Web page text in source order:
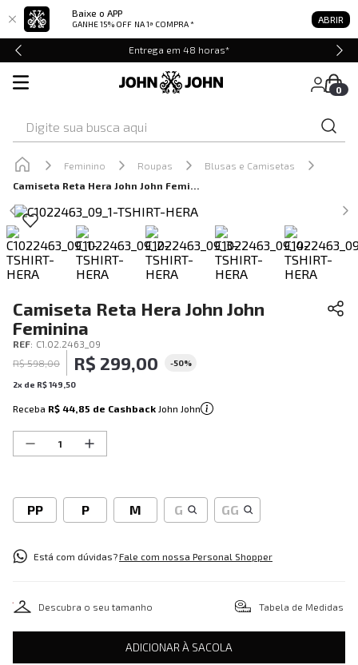
Baixe o APP
GANHE 15% OFF NA 1ª COMPRA * ABRIR
Entrega em 48 horas*
0
Feminino Roupas
Blusas e Camisetas
Camiseta Reta Hera John John Feminina
Camiseta Reta Hera John John
Feminina
REF: C1.02.2463_09
R$ 598,00 R$ 299,00 -50%
2x de R$149 50
Receba R$ 44,85 de Cashback John John
PP P M G GG
Está com dúvidas?Fale com nossa Personal Shopper
Descubra o seu tamanho Tabela de Medidas
ADICIONAR À SACOLA